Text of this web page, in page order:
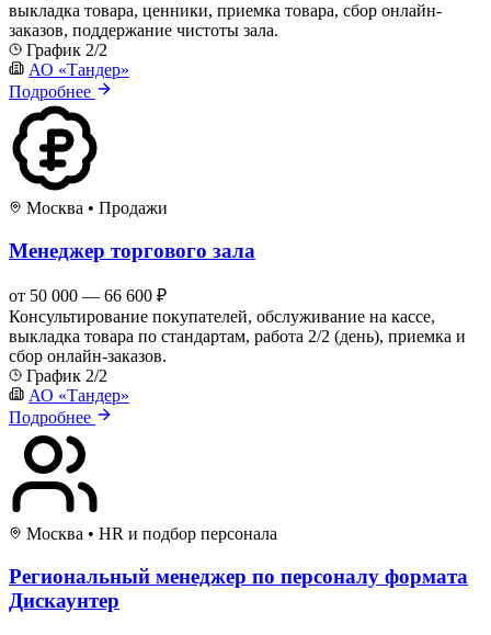
выкладка товара, ценники, приемка товара, сбор онлайн-
заказов, поддержание чистоты зала.
График 2/2
АО «Тандер»
Подробнее
Москва • Продажи
Менеджер торгового зала
от 50 000 — 66 600 ₽
Консультирование покупателей, обслуживание на кассе,
выкладка товара по стандартам, работа 2/2 (день), приемка и
сбор онлайн-заказов.
График 2/2
АО «Тандер»
Подробнее
Москва • HR и подбор персонала
Региональный менеджер по персоналу формата
Дискаунтер